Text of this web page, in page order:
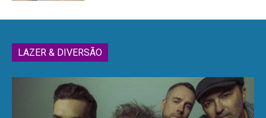
LAZER & DIVERSÃO